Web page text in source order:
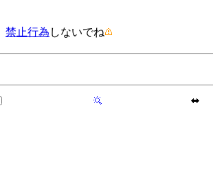
禁止行為 しないでね